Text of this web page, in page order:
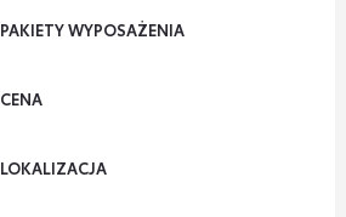
PAKIETY WYPOSAŻENIA
CENA
LOKALIZACJA